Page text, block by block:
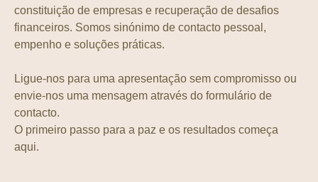
constituição de empresas e recuperação de desafios
financeiros. Somos sinónimo de contacto pessoal,
empenho e soluções práticas.
Ligue-nos para uma apresentação sem compromisso ou
envie-nos uma mensagem através do formulário de
contacto.
O primeiro passo para a paz e os resultados começa
aqui.